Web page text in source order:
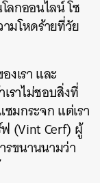
ลกออนไลน์ โซ
มโหดร้ายที่วัย
เรา และ
ราไม่ชอบสิ่งที่
มกระจก แต่เรา
(Vint Cerf) ผู้
รขนานนามว่า